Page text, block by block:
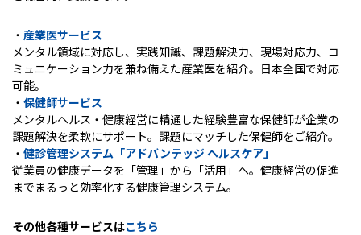
・ 産業医サービス
メンタル領域に対応し、実践知識、課題解決力、現場対応力、コ
ミュニケーション力を兼ね備えた産業医を紹介。日本全国で対応
可能。
・ 保健師サービス
メンタルヘルス・健康経営に精通した経験豊富な保健師が企業の
課題解決を柔軟にサポート。課題にマッチした保健師をご紹介。
・ 健診管理システム「アドバンテッジヘルスケア」
従業員の健康データを「管理」から「活用」へ。健康経営の促進
までまるっと効率化する健康管理システム。
その他各種サービスはこちら